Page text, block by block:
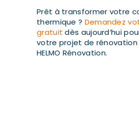
Prêt à transformer votre
thermique ? Demandez
gratuit dès aujourd’hui
votre projet de
HELMO Rénovation.